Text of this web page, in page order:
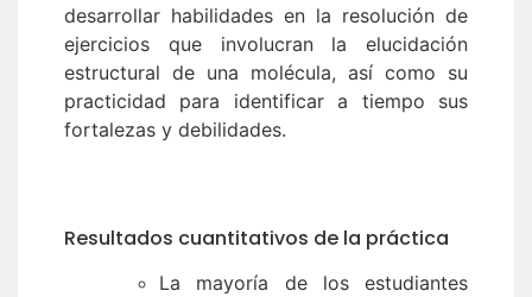
desarrollar habilidades en la resolución de
ejercicios que involucran la elucidación
estructural de una molécula, así como su
practicidad para identificar a tiempo sus
fortalezas y debilidades.
Resultados cuantitativos de la práctica
La mayoría de los estudiantes